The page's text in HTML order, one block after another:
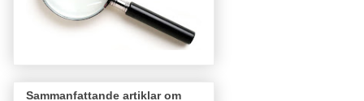
Sammanfattande artiklar om